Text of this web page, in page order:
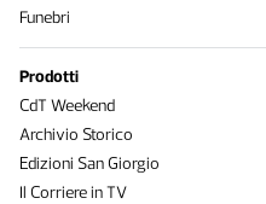
Funebri
Prodotti
CdT Weekend
Archivio Storico
Edizioni San Giorgio
Il Corriere in TV